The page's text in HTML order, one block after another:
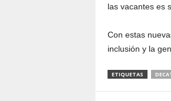
las vacantes es
Con estas
inclusión y la
ETIQUETAS